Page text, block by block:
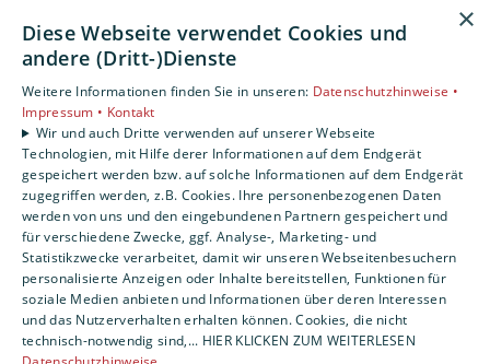
×
Diese Webseite verwendet Cookies und
andere (Dritt-)Dienste
Weitere Informationen finden Sie in unseren: Datenschutzhinweise •
Impressum • Kontakt
Wir und auch Dritte verwenden auf unserer Webseite
Technologien, mit Hilfe derer Informationen auf dem Endgerät
gespeichert werden bzw. auf solche Informationen auf dem Endgerät
zugegriffen werden, z.B. Cookies. Ihre personenbezogenen Daten
werden von uns und den eingebundenen Partnern gespeichert und
für verschiedene Zwecke, ggf. Analyse-, Marketing- und
Statistikzwecke verarbeitet, damit wir unseren Webseitenbesuchern
personalisierte Anzeigen oder Inhalte bereitstellen, Funktionen für
soziale Medien anbieten und Informationen über deren Interessen
und das Nutzerverhalten erhalten können. Cookies, die nicht
technisch-notwendig sind,... HIER KLICKEN ZUM WEITERLESEN